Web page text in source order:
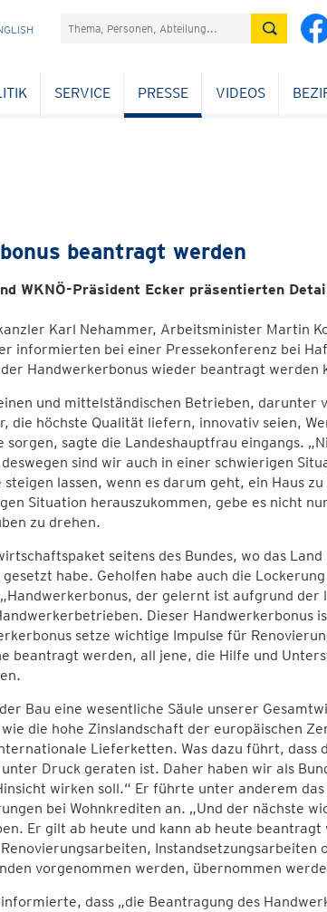
Suchefeld
SERVICE PRESSE VIDEOS
beantragt werden
WKNÖ-Präsident Ecker präsentierten
Karl Nehammer, Arbeitsminister Martin
informierten bei einer Pressekonferenz bei
Handwerkerbonus wieder beantragt werden
und mittelständischen Betrieben, darunter
die höchste Qualität liefern, innovativ seien,
sagte die Landeshauptfrau eingangs.
sind wir auch in einer schwierigen
lassen, wenn es darum geht, ein Haus zu
Situation herauszukommen, gebe es nicht
zu drehen.
seitens des Bundes, wo das
habe. Geholfen habe auch die
der gelernt ist aufgrund der
Dieser Handwerkerbonus
setze wichtige Impulse für
beantragt werden, all jene, die Hilfe und
Bau eine wesentliche Säule unserer
die hohe Zinslandschaft der europäischen
Lieferketten. Was dazu führt, dass
Druck geraten ist. Daher haben wir als
wirken soll.“ Er führte unter anderem
bei Wohnkrediten an. „Und der nächste
Er gilt ab heute und kann ab heute beantragt
Instandsetzungsarbeiten
vorgenommen werden, übernommen
dass „die Beantragung des